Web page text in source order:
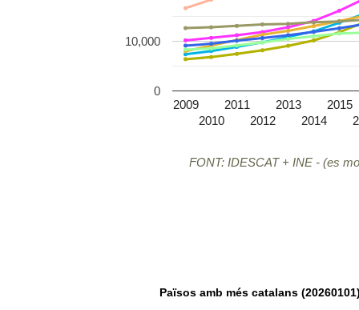
2009
2010
2011
2012
2013
2014
2015
0
10,000
FONT: IDESCAT + INE - (es
Països amb més catalans